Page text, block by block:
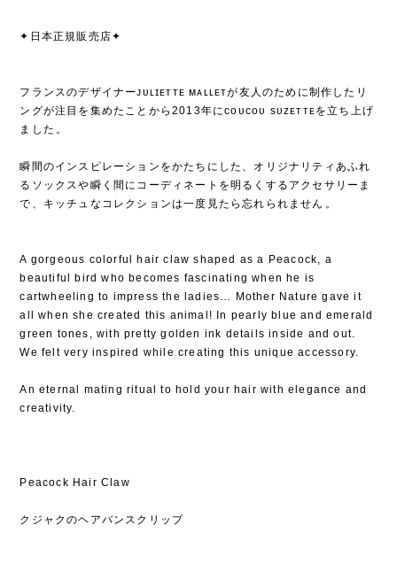
✦日本正規販売店✦
フランスのデザイナーᴊᴜʟɪᴇᴛᴛᴇ ᴍᴀʟʟᴇᴛが友人のために制作したリ
ングが注目を集めたことから2013年にᴄᴏᴜᴄᴏᴜ sᴜᴢᴇᴛᴛᴇを立ち上げ
ました⁡。
瞬間のインスピレーションをかたちにした、オリジナリティあふれ
るソックスや瞬く間にコーディネートを明るくするアクセサリーま
で、キッチュなコレクションは一度見たら忘れられません⁡。
A gorgeous colorful hair claw shaped as a Peacock, a
beautiful bird who becomes fascinating when he is
cartwheeling to impress the ladies… Mother Nature gave it
all when she created this animal! In pearly blue and emerald
green tones, with pretty golden ink details inside and out.
We felt very inspired while creating this unique accessory.
An eternal mating ritual to hold your hair with elegance and
creativity.
Peacock Hair Claw
クジャクのヘアバンスクリップ